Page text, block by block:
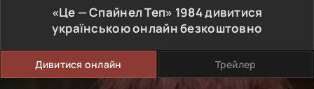
«Це — Спайнел Теп» 1984дивитися
українською онлайн безкоштовно
Дивитися онлайн Трейлер